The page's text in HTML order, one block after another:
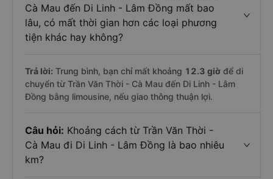
Cà Mau đến Di Linh - Lâm Đồng mất bao
lâu, có mất thời gian hơn các loại phương
tiện khác hay không?
Trả lời: Trung bình, bạn chỉ mất khoảng 12.3 giờ để di
chuyển từ Trần Văn Thời - Cà Mau đến Di Linh - Lâm
Đồng bằng limousine, nếu giao thông thuận lợi.
Câu hỏi: Khoảng cách từ Trần Văn Thời -
Cà Mau đi Di Linh - Lâm Đồng là bao nhiêu
km?